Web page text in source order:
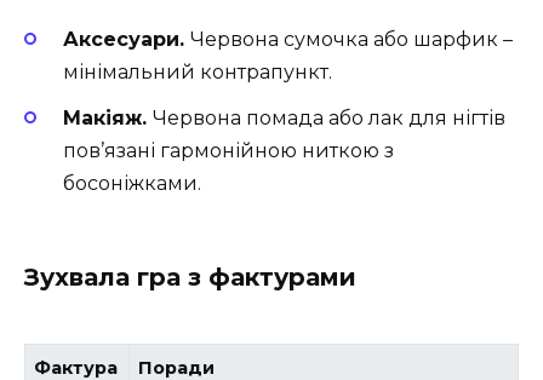
Аксесуари. Червона сумочка або шарфик –
мінімальний контрапункт.
Макіяж. Червона помада або лак для нігтів
пов’язані гармонійною ниткою з
босоніжками.
Зухвала гра з фактурами
Фактура Поради